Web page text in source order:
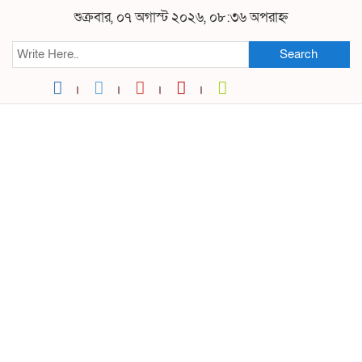
শুক্রবার, ০৭ অগাস্ট ২০২৬, ০৮:৩৬ অপরাহ্ন
Search